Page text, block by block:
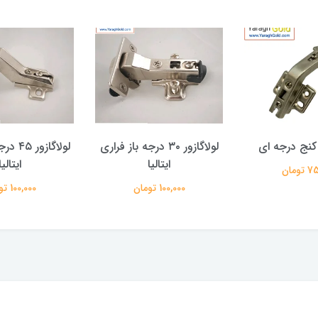
کنج درجه ای
لولاگازور ۳۰ درجه باز فراری
ایتالیا
100,000 تومان
ایتالیا
100,000 تومان